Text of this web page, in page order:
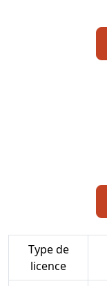
Type de
licence